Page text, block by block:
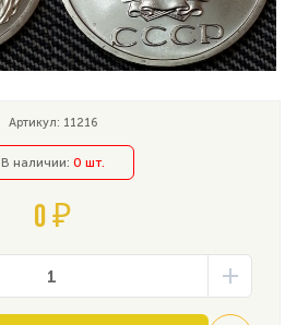
Артикул: 11216
В наличии: 0 шт.
0 ₽